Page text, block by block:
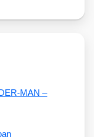
MAN –